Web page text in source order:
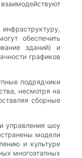
обеспечить
зданий) и
графиков
подрядчики
несмотря на
сборные
управления шоу
модели
и культуре
многоэтапных